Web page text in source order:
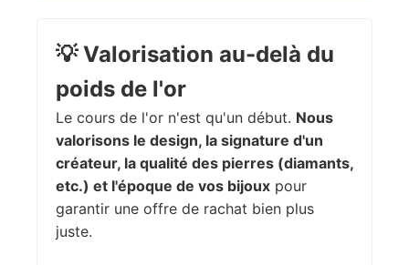
💡Valorisation au-delà du
poids de l'or
Le cours de l'or n'est qu'un début. Nous
valorisons le design, la signature d'un
créateur, la qualité des pierres (diamants,
etc.) et l'époque de vos bijoux pour
garantir une offre de rachat bien plus
juste.